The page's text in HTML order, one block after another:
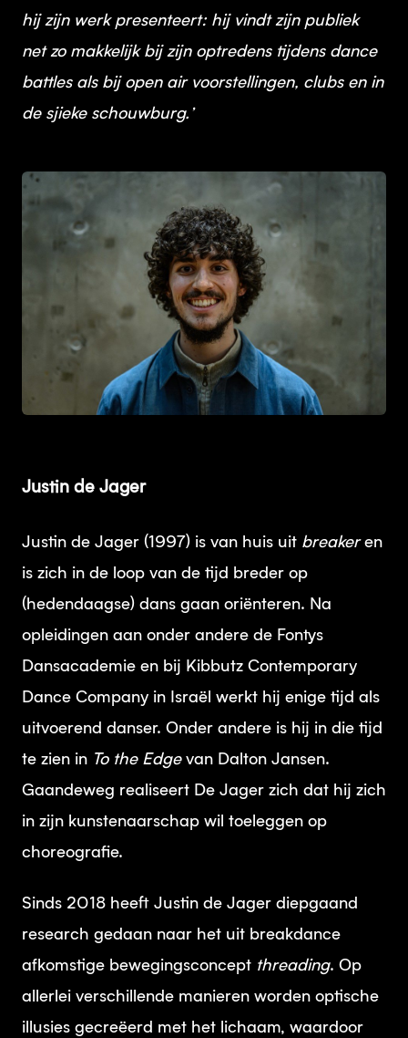
hij zijn werk presenteert: hij vindt zijn publiek
net zo makkelijk bij zijn optredens tijdens dance
battles als bij open air voorstellingen, clubs en in
de sjieke schouwburg.’
Justin de Jager
Justin de Jager (1997) is van huis uit breakeren
is zich in de loop van de tijd breder op
(hedendaagse) dans gaan oriënteren. Na
opleidingen aan onder andere de Fontys
Dansacademie en bij Kibbutz Contemporary
Dance Company in Israël werkt hij enige tijd als
uitvoerend danser. Onder andere is hij in die tijd
te zien in To the Edgevan Dalton Jansen.
Gaandeweg realiseert De Jager zich dat hij zich
in zijn kunstenaarschap wil toeleggen op
choreografie.
Sinds 2018 heeft Justin de Jager diepgaand
research gedaan naar het uit breakdance
afkomstige bewegingsconcept threading. Op
allerlei verschillende manieren worden optische
illusies gecreëerd met het lichaam, waardoor